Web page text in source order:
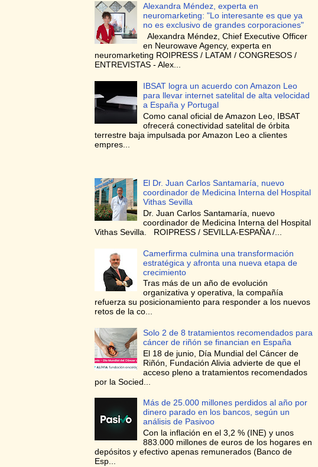
Alexandra Méndez, experta en
neuromarketing: "Lo interesante es que ya
no es exclusivo de grandes corporaciones"
Alexandra Méndez, Chief Executive Officer
en Neurowave Agency, experta en
neuromarketing ROIPRESS / LATAM / CONGRESOS /
ENTREVISTAS - Alex...
IBSAT logra un acuerdo con Amazon Leo
para llevar internet satelital de alta velocidad
a España y Portugal
Como canal oficial de Amazon Leo, IBSAT
ofrecerá conectividad satelital de órbita
terrestre baja impulsada por Amazon Leo a clientes
empres...
El Dr. Juan Carlos Santamaría, nuevo
coordinador de Medicina Interna del Hospital
Vithas Sevilla
Dr. Juan Carlos Santamaría, nuevo
coordinador de Medicina Interna del Hospital
Vithas Sevilla. ROIPRESS / SEVILLA-ESPAÑA /...
Camerfirma culmina una transformación
estratégica y afronta una nueva etapa de
crecimiento
Tras más de un año de evolución
organizativa y operativa, la compañía
refuerza su posicionamiento para responder a los nuevos
retos de la co...
Solo 2 de 8 tratamientos recomendados para
cáncer de riñón se financian en España
El 18 de junio, Día Mundial del Cáncer de
Riñón, Fundación Alivia advierte de que el
acceso pleno a tratamientos recomendados
por la Socied...
Más de 25.000 millones perdidos al año por
dinero parado en los bancos, según un
análisis de Pasivoo
Con la inflación en el 3,2 % (INE) y unos
883.000 millones de euros de los hogares en
depósitos y efectivo apenas remunerados (Banco de
Esp...